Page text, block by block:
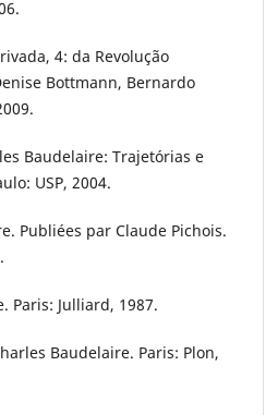
4: da Revolução
Bottmann, Bernardo
Baudelaire: Trajetórias e
USP, 2004.
Publiées par Claude Pichois.
Paris: Julliard, 1987.
Baudelaire. Paris: Plon,